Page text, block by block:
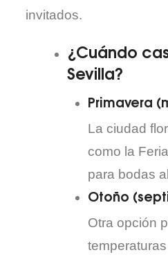
invitados.
¿Cuándo
Sevilla?
Primavera
La ciudad
como la
para bodas
Otoño
Otra opción